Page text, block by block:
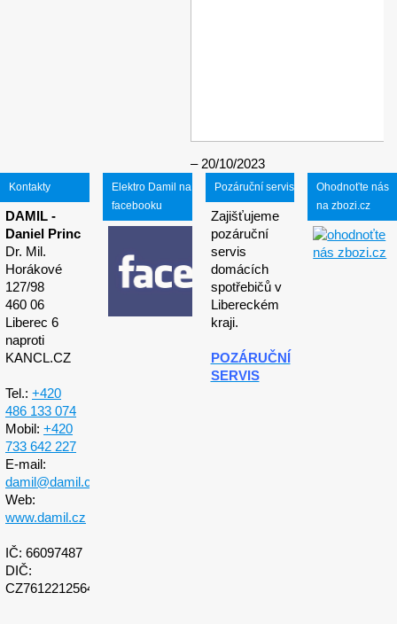
20/10/2023
Kontakty
DAMIL -
Daniel Princ
Dr. Mil.
Horákové
127/98
460 06
Liberec 6
naproti
KANCL.CZ
Tel.: +420
486 133 074
Mobil: +420
733 642 227
E-mail:
damil@damil.cz
Web:
www.damil.cz
IČ: 66097487
DIČ:
CZ7612212564
Elektro Damil na
facebooku
Pozáruční servis
Zajišťujeme
pozáruční
servis
domácích
spotřebičů v
Libereckém
kraji.
POZÁRUČNÍ
SERVIS
Ohodnoťte nás
na zbozi.cz